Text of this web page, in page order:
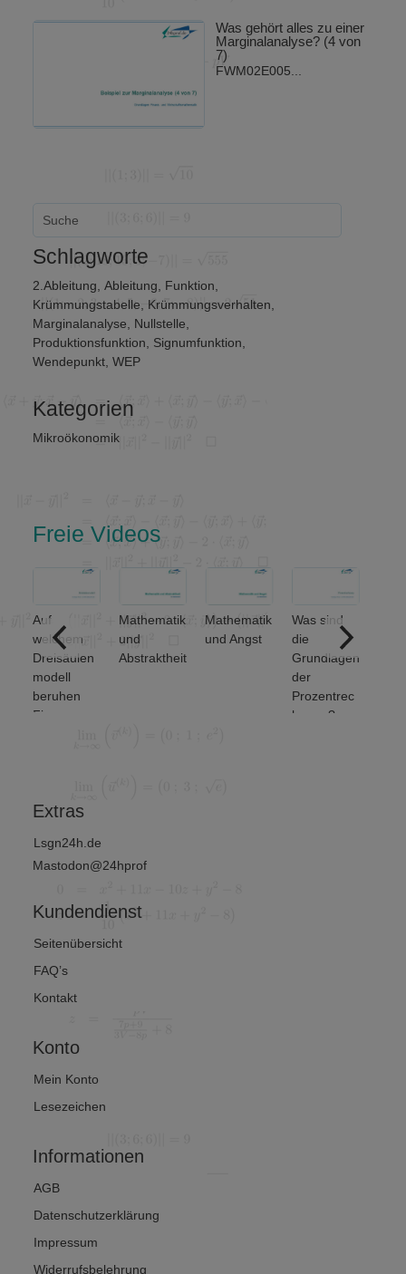
Was gehört alles zu einer
Marginalanalyse? (4 von
7)
FWM02E005...
Schlagworte
2.Ableitung Ableitung Funktion
Krümmungstabelle
Krümmungsverhalten
Marginalanalyse
Nullstelle
Produktionsfunktion
Signumfunktion
Wendepunkt, WEP
Kategorien
Mikroökonomik
Freie Videos
Auf
welchem
Dreisäulen
modell
beruhen
Finanz-
Mathematik
und
Abstraktheit
Mathematik
und Angst
Was sind
die
Grundlagen
der
Prozentrec
hnung?
Extras
Lsgn24h.de
Mastodon@24hprof
Kundendienst
Seitenübersicht
FAQ’s
Kontakt
Konto
Mein Konto
Lesezeichen
Informationen
AGB
Datenschutzerklärung
Impressum
Widerrufsbelehrung